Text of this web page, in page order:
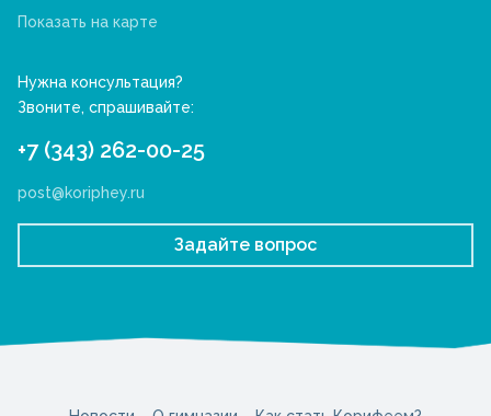
Показать на карте
Нужна консультация?
Звоните, спрашивайте:
+7 (343) 262-00-25
post@koriphey.ru
Задайте вопрос